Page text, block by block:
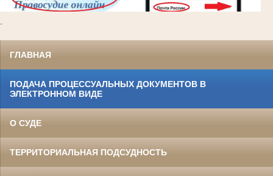
.
ГЛАВНАЯ
ПОДАЧА ПРОЦЕССУАЛЬНЫХ ДОКУМЕНТОВ В
ЭЛЕКТРОННОМ ВИДЕ
О СУДЕ
ТЕРРИТОРИАЛЬНАЯ ПОДСУДНОСТЬ